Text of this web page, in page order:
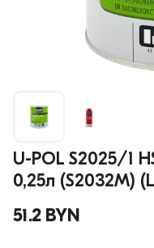
U-POL S2025/1
0,25л (S2032M)
51.2 BYN